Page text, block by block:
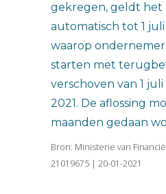
gekregen, geldt het
automatisch tot 1
waarop
starten met
verschoven van 1
2021. De aflossing
maanden gedaan
Bron: Ministerie van
21019675 | 20-01-2021